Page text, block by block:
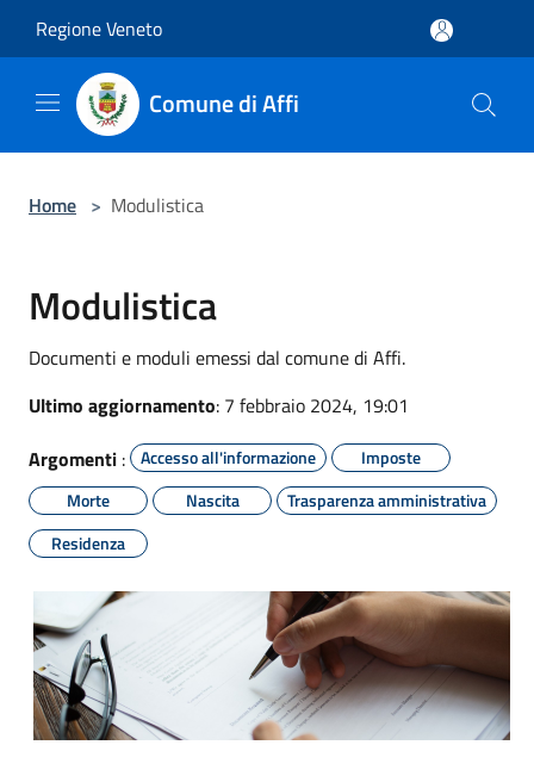
Regione Veneto
Comune di Affi
Home > Modulistica
Modulistica
Documenti e moduli emessi dal comune di Affi.
Ultimo aggiornamento: 7 febbraio 2024, 19:01
Argomenti : Accesso all'informazione
Imposte
Morte
Nascita
Trasparenza amministrativa
Residenza